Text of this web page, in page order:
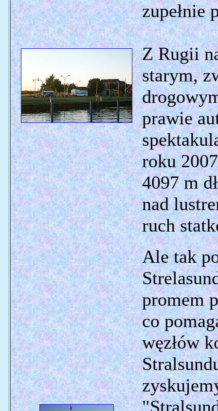
zupełnie
Z Rugii
starym,
prawie
roku
4097 m
nad
ruch
Ale tak
promem
co
węzłów